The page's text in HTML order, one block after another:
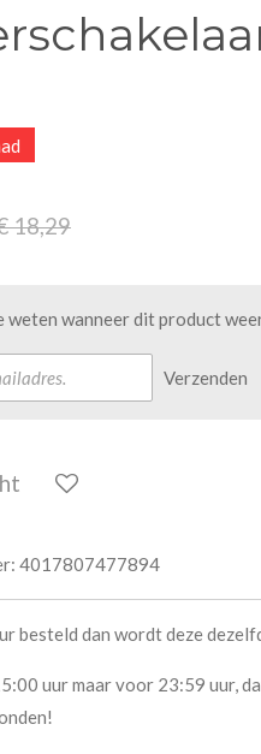
18,29
weten wanneer dit product
Verzenden
4017807477894
besteld dan wordt deze
uur maar voor 23:59 uur,